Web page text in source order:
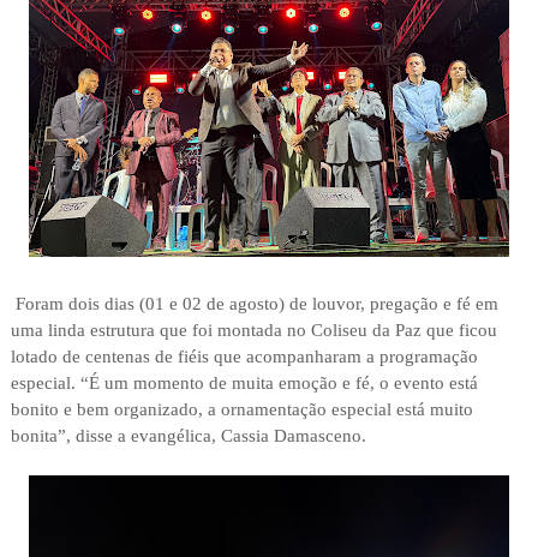
Foram dois dias (01 e 02 de agosto) de louvor, pregação e fé em
uma linda estrutura que foi montada no Coliseu da Paz que ficou
lotado de centenas de fiéis que acompanharam a programação
especial. “É um momento de muita emoção e fé, o evento está
bonito e bem organizado, a ornamentação especial está muito
bonita”, disse a evangélica, Cassia Damasceno.